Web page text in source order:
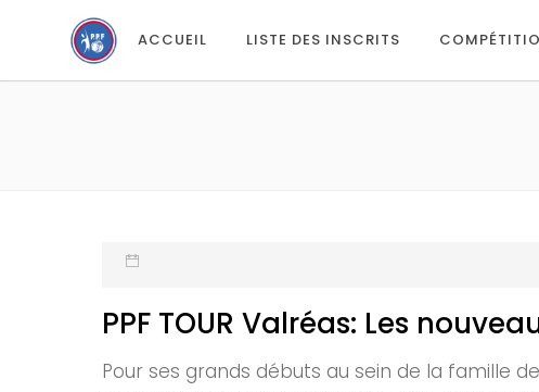
ACCUEIL LISTE DES INSCRITS
PPF TOUR Valréas: Les
Pour ses grands débuts au sein de la famille